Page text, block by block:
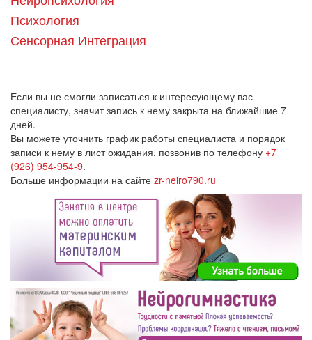
Психология
Сенсорная Интеграция
Если вы не смогли записаться к интересующему вас
специалисту, значит запись к нему закрыта на ближайшие 7
дней.
Вы можете уточнить график работы специалиста и порядок
записи к нему в лист ожидания, позвонив по телефону +7
(926) 954-954-9.
Больше информации на сайте zr-neiro790.ru